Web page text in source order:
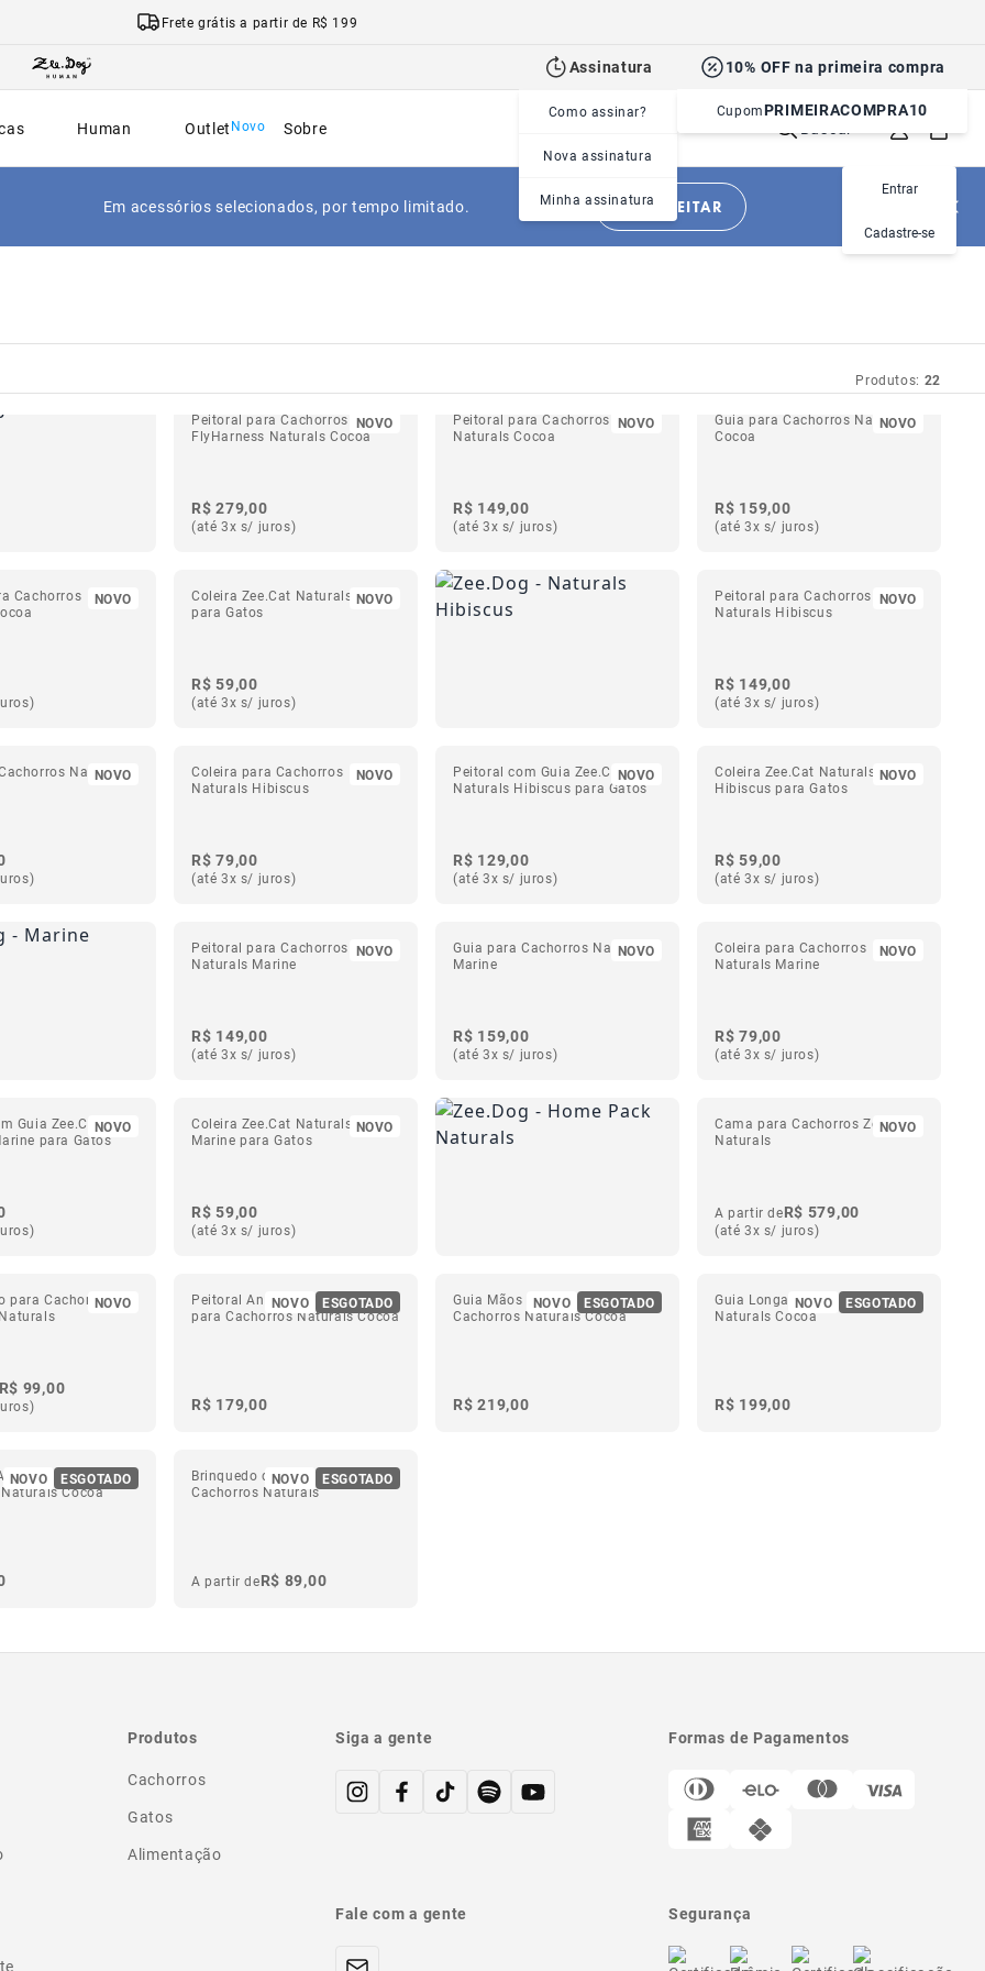
Frete grátis a partir de R$ 199
Assinatura
Como assinar?
Nova assinatura
Minha assinatura
10% OFF na primeira compra
CupomPRIMEIRACOMPRA10
Human Outlet Sobre
Entrar
Cadastre-se
Em acessórios selecionados, por tempo limitado. APROVEITAR
Produtos: 22
NOVO
Peitoral para Cachorros
FlyHarness Naturals Cocoa
R$ 279,00
(até 3x s/ juros)
NOVO
Peitoral para Cachorros H
Naturals Cocoa
R$ 149,00
(até 3x s/ juros)
NOVO
Guia para Cachorros Naturals
Cocoa
R$ 159,00
(até 3x s/ juros)
NOVO
Cachorros
NOVO
Coleira Zee.Cat Naturals Cocoa
para Gatos
R$ 59,00
(até 3x s/ juros)
NOVO
Peitoral para Cachorros H
Naturals Hibiscus
R$ 149,00
(até 3x s/ juros)
NOVO
Naturals
NOVO
Coleira para Cachorros
Naturals Hibiscus
R$ 79,00
(até 3x s/ juros)
NOVO
Peitoral com Guia Zee.Cat
Naturals Hibiscus para Gatos
R$ 129,00
(até 3x s/ juros)
NOVO
Coleira Zee.Cat Naturals
Hibiscus para Gatos
R$ 59,00
(até 3x s/ juros)
NOVO
Peitoral para Cachorros H
Naturals Marine
R$ 149,00
(até 3x s/ juros)
NOVO
Guia para Cachorros Naturals
Marine
R$ 159,00
(até 3x s/ juros)
NOVO
Coleira para Cachorros
Naturals Marine
R$ 79,00
(até 3x s/ juros)
NOVO
Guia Zee.Cat
para Gatos
NOVO
Coleira Zee.Cat Naturals
Marine para Gatos
R$ 59,00
(até 3x s/ juros)
NOVO
Cama para Cachorros Zee.Bed
Naturals
A partir deR$ 579,00
(até 3x s/ juros)
NOVO
para Cachorros de
R$ 99,00
NOVO ESGOTADO
Peitoral Antipuxão SofterWalk
para Cachorros Naturals Cocoa
R$ 179,00
NOVO ESGOTADO
Guia Mãos Livres para
Cachorros Naturals Cocoa
R$ 219,00
NOVO ESGOTADO
Guia Longa da Cachorros
Naturals Cocoa
R$ 199,00
NOVO ESGOTADO
para
Cocoa
NOVO ESGOTADO
Brinquedo de Puxar para
Cachorros Naturals
A partir deR$ 89,00
Produtos
Cachorros
Gatos
Alimentação
Siga a gente
Fale com a gente
Formas de Pagamentos
Segurança